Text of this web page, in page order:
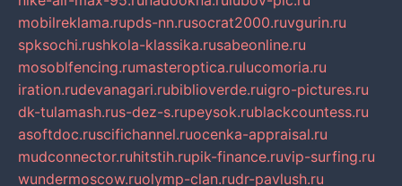
mobilreklama.rupds-nn.rusocrat2000.ruvgurin.ru
spksochi.rushkola-klassika.rusabeonline.ru
mosoblfencing.rumasteroptica.rulucomoria.ru
iration.rudevanagari.rubiblioverde.ruigro-pictures.ru
dk-tulamash.rus-dez-s.rupeysok.rublackcountess.ru
asoftdoc.ruscifichannel.ruocenka-appraisal.ru
mudconnector.ruhitstih.rupik-finance.ruvip-surfing.ru
wundermoscow.ruolymp-clan.rudr-pavlush.ru